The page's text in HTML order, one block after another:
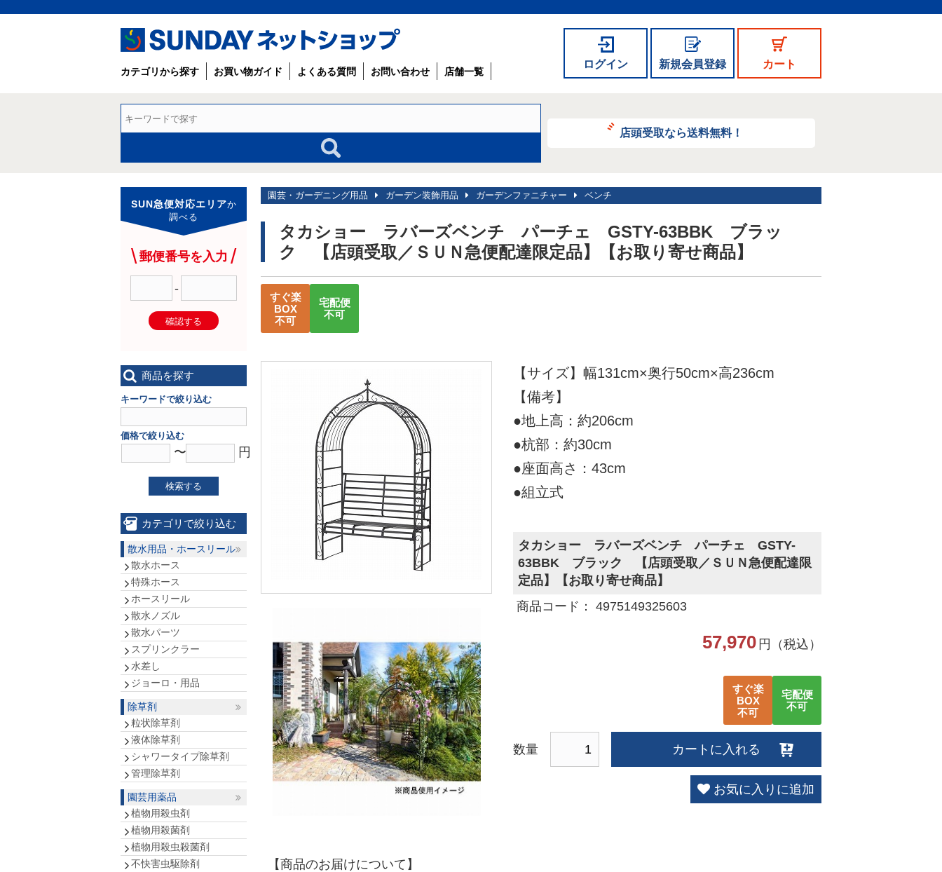
ログイン 新規会員登録 カート
カテゴリから探す お買い物ガイド よくある質問 お問い合わせ 店舗一覧
店頭受取なら送料無料！
園芸・ガーデニング用品 ガーデン装飾用品 ガーデンファニチャー ベンチ
タカショー ラバーズベンチ パーチェ GSTY-63BBK ブラッ
ク 【店頭受取／ＳＵＮ急便配達限定品】【お取り寄せ商品】
すぐ楽
BOX
不可
宅配便
不可
【サイズ】幅131cm×奥行50cm×高236cm
【備考】
●地上高：約206cm
●杭部：約30cm
●座面高さ：43cm
●組立式
タカショー ラバーズベンチ パーチェ GSTY-
63BBK ブラック 【店頭受取／ＳＵＮ急便配達限
定品】【お取り寄せ商品】
商品コード： 4975149325603
57,970 円（税込）
すぐ楽
BOX
不可
宅配便
不可
数量 カートに入れる
お気に入りに追加
【商品のお届けについて】
SUN急便対応エリアか
調べる
郵便番号を入力
-
確認する
商品を探す
キーワードで絞り込む
価格で絞り込む
〜 円
検索する
カテゴリで絞り込む
散水用品・ホースリール
散水ホース
特殊ホース
ホースリール
散水ノズル
散水パーツ
スプリンクラー
水差し
ジョーロ・用品
除草剤
粒状除草剤
液体除草剤
シャワータイプ除草剤
管理除草剤
園芸用薬品
植物用殺虫剤
植物用殺菌剤
植物用殺虫殺菌剤
不快害虫駆除剤